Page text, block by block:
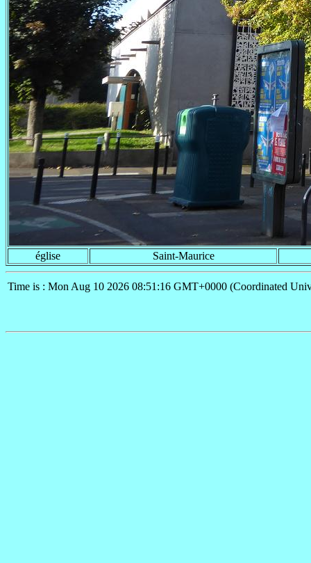
église Saint-Maurice
Time is : Mon Aug 10 2026 08:51:16 GMT+0000 (Coordinated